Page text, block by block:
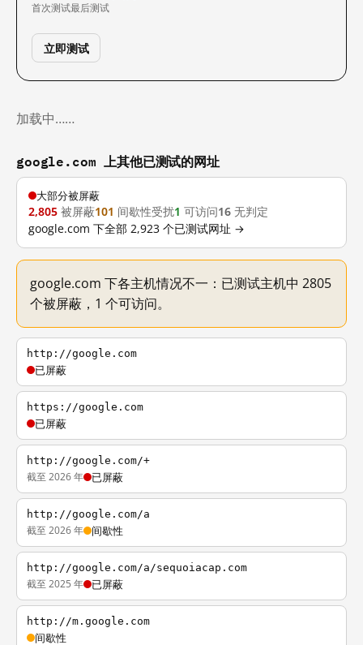
首次测试最后测试
立即测试
加载中……
google.com 上其他已测试的网址
大部分被屏蔽
2,805 被屏蔽101 间歇性受扰1 可访问16 无判定
google.com 下全部 2,923 个已测试网址 →
google.com 下各主机情况不一：已测试主机中 2805
个被屏蔽，1 个可访问。
http://google.com
已屏蔽
https://google.com
已屏蔽
http://google.com/+
截至 2026 年 已屏蔽
http://google.com/a
截至 2026 年 间歇性
http://google.com/a/sequoiacap.com
截至 2025 年 已屏蔽
http://m.google.com
间歇性